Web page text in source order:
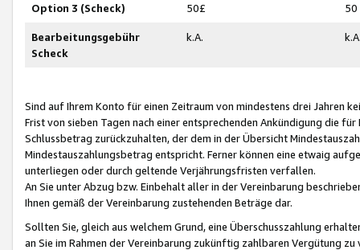
Option 3 (Scheck) 50£ 50
Bearbeitungsgebühr
Scheck
k.A.
Sind auf Ihrem Konto für einen Zeitraum von mindestens drei Jahren
Frist von sieben Tagen nach einer entsprechenden Ankündigung die
Schlussbetrag zurückzuhalten, der dem in der Übersicht
Mindestauszahlungsbetrag entspricht. Ferner können eine etwaig
unterliegen oder durch geltende Verjährungsfristen verfallen.
An Sie unter Abzug bzw. Einbehalt aller in der Vereinbarung
Ihnen gemäß der Vereinbarung zustehenden Beträge dar.
Sollten Sie, gleich aus welchem Grund, eine Überschusszahlung
an Sie im Rahmen der Vereinbarung zukünftig zahlbaren Vergütung zu